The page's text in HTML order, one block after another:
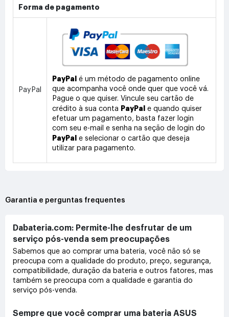
Forma de pagamento
PayPal
PayPal
é um método de pagamento online
que acompanha você onde quer que você vá.
Pague o que quiser. Vincule seu cartão de
crédito à sua conta PayPal
e quando quiser
efetuar um pagamento, basta fazer login
com seu e-mail e senha na seção de login do
PayPal
e selecionar o cartão que deseja
utilizar para pagamento.
Garantia e perguntas frequentes
Dabateria.com: Permite-lhe desfrutar de um
serviço pós-venda sem preocupações
Sabemos que ao comprar uma bateria, você não só se
preocupa com a qualidade do produto, preço, segurança,
compatibilidade, duração da bateria e outros fatores, mas
também se preocupa com a qualidade e garantia do
serviço pós-venda.
Sempre que você comprar uma bateria ASUS